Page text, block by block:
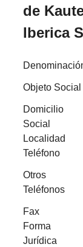
de
Iberica
Objeto Social
Domicilio
Social
Localidad
Teléfono
Otros
Teléfonos
Fax
Forma
Jurídica